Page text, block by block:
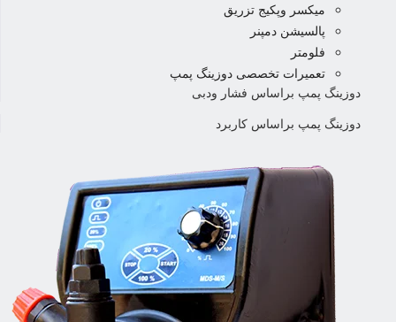
میکسر وپکیج تزریق
پالسیشن دمپنر
فلومتر
تعمیرات تخصصی دوزینگ پمپ
دوزینگ پمپ براساس فشار ودبی
دوزینگ پمپ براساس کاربرد